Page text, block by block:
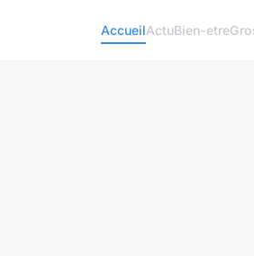
AccueilActuBien-etre